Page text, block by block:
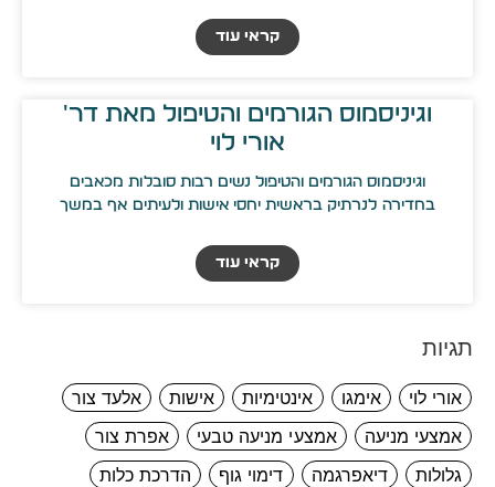
קראי עוד
וגיניסמוס הגורמים והטיפול מאת דר'
אורי לוי
וגיניסמוס הגורמים והטיפול נשים רבות סובלות מכאבים
בחדירה לנרתיק בראשית יחסי אישות ולעיתים אף במשך
קראי עוד
תגיות
אורי לוי אימגו אינטימיות אישות
אלעד צור
אמצעי מניעה
אמצעי מניעה טבעי
אפרת צור
גלולות
דיאפרגמה דימוי גוף
הדרכת כלות